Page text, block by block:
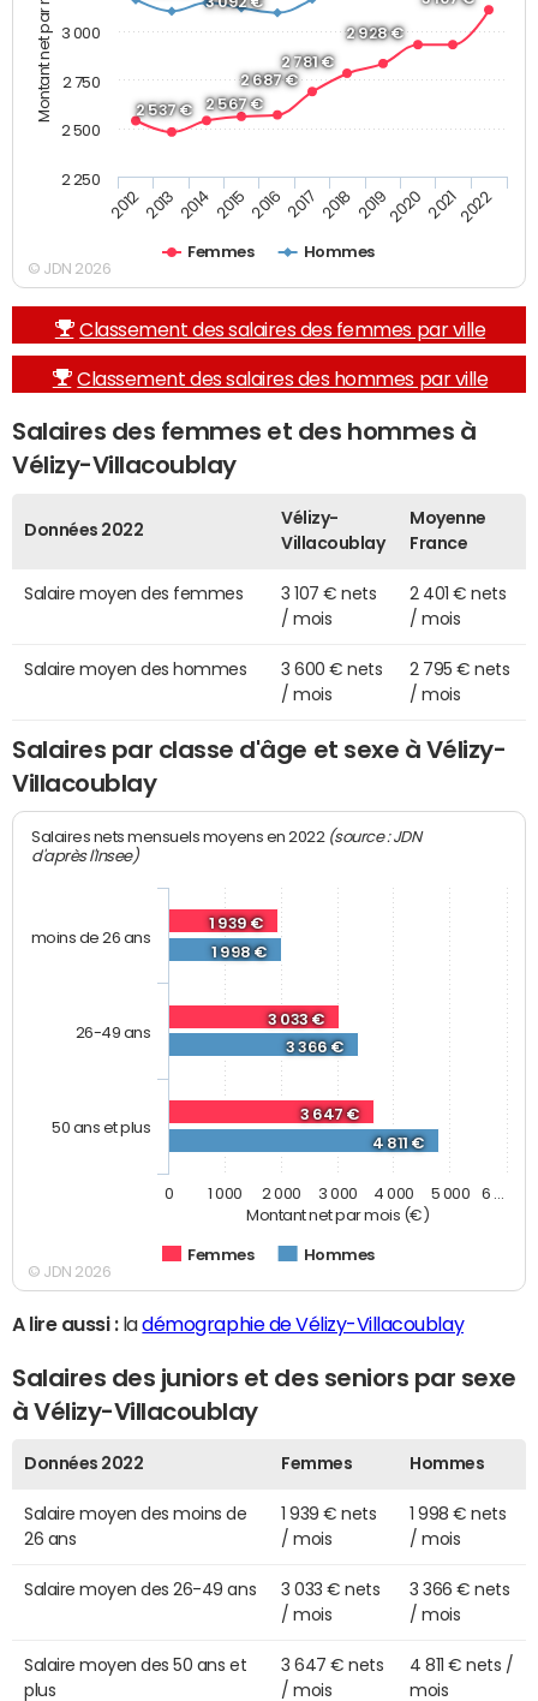
2 537 € 2 567 €
2 687 €
2 781 €
2 928 €
Femmes Hommes
2012 2013 2014 2015 2016 2017 2018 20192020 20212022
2 250
2 500
2 750
3 000
© JDN 2026
Classement des salaires des femmes par ville
Classement des salaires des hommes par ville
Salaires des femmes et des hommes à
Vélizy-Villacoublay
Données 2022
Vélizy-
Villacoublay
Moyenne
France
Salaire moyen des femmes
3 107 € nets
/ mois
2 401 € nets
/ mois
Salaire moyen des hommes
3 600 € nets
/ mois
2 795 € nets
/ mois
Salaires par classe d'âge et sexe à Vélizy-
Villacoublay
Montant net par mois (€)
Salaires nets mensuels moyens en 2022 (source : JDN
d'après l'Insee)
1 939 €
3 033 €
3 647 €
1 998 €
3 366 €
4 811 €
Femmes Hommes
moins de 26 ans
26-49 ans
50 ans et plus
0 1 000 2 000 3 000 4 000 5 000 6 …
© JDN 2026
A lire aussi :ladémographie de Vélizy-Villacoublay
Salaires des juniors et des seniors par sexe
à Vélizy-Villacoublay
Données 2022 Femmes Hommes
Salaire moyen des moins de
26 ans
1 939 € nets
/ mois
1 998 € nets
/ mois
Salaire moyen des 26-49 ans
3 033 € nets
/ mois
3 366 € nets
/ mois
Salaire moyen des 50 ans et
plus
3 647 € nets
/ mois
4 811 € nets /
mois